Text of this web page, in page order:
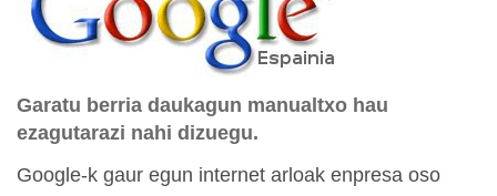
Garatu berria daukagun manualtxo hau
ezagutarazi nahi dizuegu.
Google-k gaur egun internet arloak enpresa oso